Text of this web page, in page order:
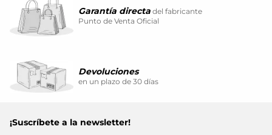
Garantía directa del fabricante
Punto de Venta Oficial
Devoluciones
en un plazo de 30 días
¡Suscríbete a la newsletter!